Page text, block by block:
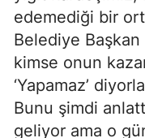
edemediği bir
Belediye
kimse onun
‘Yapamaz’
Bunu şimdi
geliyor ama o